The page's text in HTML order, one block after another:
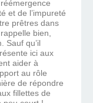
et de l’impureté
prêtres dans
bien,
Sauf qu’il
ici aux
aider à
au rôle
de répondre
fillettes de